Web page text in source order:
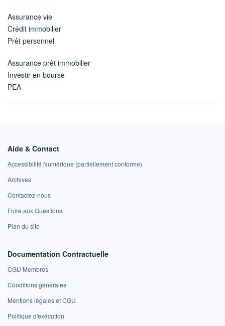
Assurance vie
Crédit immobilier
Prêt personnel
Assurance prêt immobilier
Investir en bourse
PEA
Aide & Contact
Accessibilité Numérique (partiellement conforme)
Archives
Contactez-nous
Foire aux Questions
Plan du site
Documentation Contractuelle
CGU Membres
Conditions générales
Mentions légales et CGU
Politique d'exécution